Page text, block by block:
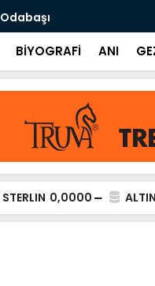
BİYOGRAFİ ANI
STERLIN 0,0000 ALTIN